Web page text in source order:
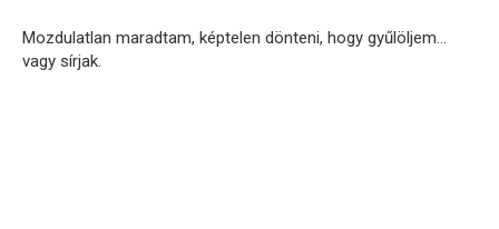
Mozdulatlan maradtam, képtelen dönteni, hogy gyűlöljem…
vagy sírjak.